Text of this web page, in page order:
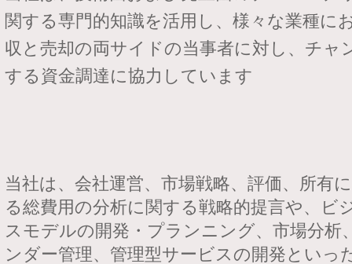
関する専門的知識を活用し、様々な業種
収と売却の両サイドの当事者に対し、チ
する資金調達に協力しています
当社は、会社運営、市場戦略、評価、所有
る総費用の分析に関する戦略的提言や、ビ
スモデルの開発・プランニング、市場分析
ンダー管理、管理型サービスの開発といっ